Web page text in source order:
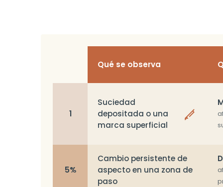
Qué se observa
1
Suciedad
depositada o una
marca superficial
5%
Cambio persistente de
aspecto en una zona de
paso